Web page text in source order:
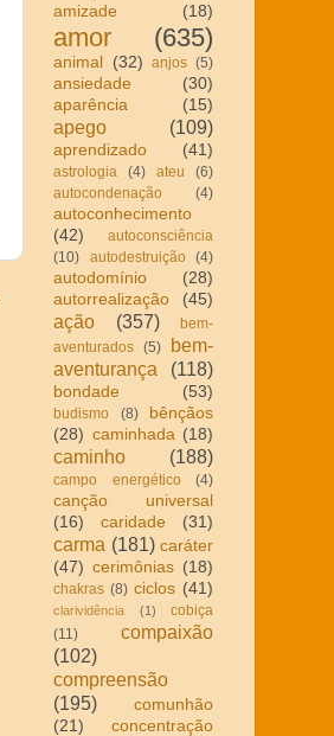
amizade
(18)
amor (635)
animal (32) anjos (5)
ansiedade
(30)
aparência
(15)
apego (109)
aprendizado (41)
astrologia (4) ateu
(6)
autocondenação
(4)
autoconhecimento
(42)
autoconsciência
(10)
autodestruição (4)
autodomínio
(28)
autorrealização
(45)
ação (357)
bem-
aventurados (5)
bem-
aventurança
(118)
bondade (53)
budismo (8)
bênçãos
(28) caminhada (18)
caminho (188)
campo energético (4)
canção universal
(16)
caridade (31)
carma (181) caráter
(47) cerimônias (18)
chakras (8) ciclos (41)
clarividência (1)
cobiça
(11)
compaixão
(102)
compreensão
(195)
comunhão
(21)
concentração